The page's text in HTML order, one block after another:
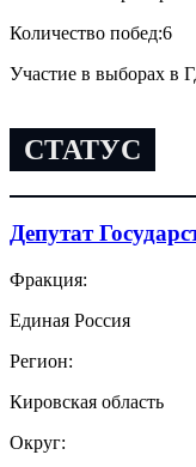
Количество побед:6
Участие в выборах в
СТАТУС
Депутат
Фракция:
Единая Россия
Регион:
Кировская область
Округ: